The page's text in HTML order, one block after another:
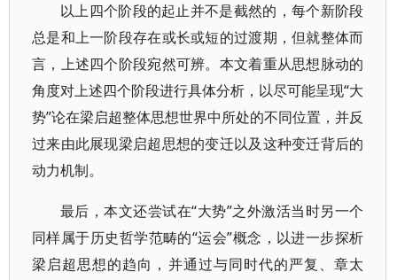
以上四个阶段的起止并不是截然的，每个新阶段
总是和上一阶段存在或长或短的过渡期，但就整体而
言，上述四个阶段宛然可辨。本文着重从思想脉动的
角度对上述四个阶段进行具体分析，以尽可能呈现“大
势”论在梁启超整体思想世界中所处的不同位置，并反
过来由此展现梁启超思想的变迁以及这种变迁背后的
动力机制。
最后，本文还尝试在“大势”之外激活当时另一个
同样属于历史哲学范畴的“运会”概念，以进一步探析
梁启超思想的趋向，并通过与同时代的严复、章太